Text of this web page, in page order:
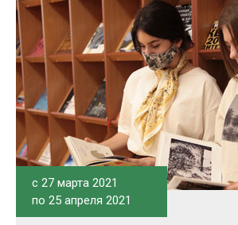
c 27 марта 2021
по 25 апреля 2021